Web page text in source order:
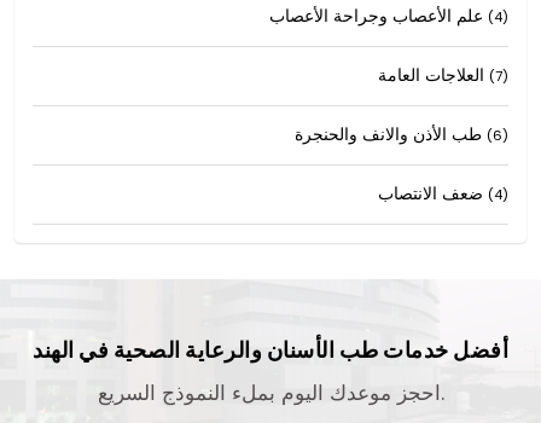
(4)
(7)
(6)
(4)
أفضل خدمات طب الأسنان والرعاية الصحية في الهند
احجز موعدك اليوم بملء النموذج السريع.